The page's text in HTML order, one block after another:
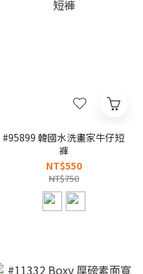
#95899 韓國水洗畫家牛仔短
褲
NT$550
NT$750